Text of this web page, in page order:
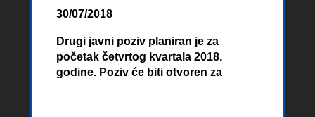
30/07/2018
Drugi javni poziv planiran je za
početak četvrtog kvartala 2018.
godine. Poziv će biti otvoren za